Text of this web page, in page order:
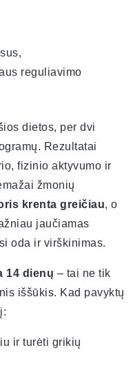
reguliavimo
dietos, per dvi
Rezultatai
fizinio aktyvumo ir
žmonių
krenta greičiau, o
jaučiamas
oda ir virškinimas.
14 dienų – tai ne tik
iššūkis. Kad pavyktų
ir turėti grikių